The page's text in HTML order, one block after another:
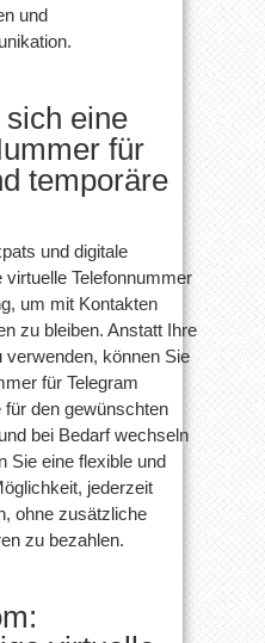
und
eine
für
temporäre
und digitale
virtuelle Telefonnummer
um mit Kontakten
zu bleiben. Anstatt Ihre
verwenden, können Sie
für Telegram
für den gewünschten
bei Bedarf wechseln
Sie eine flexible und
jederzeit
ohne zusätzliche
zu bezahlen.